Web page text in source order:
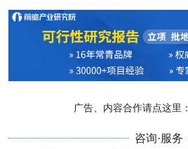
广告、内容合作请点这里：
咨询·服务